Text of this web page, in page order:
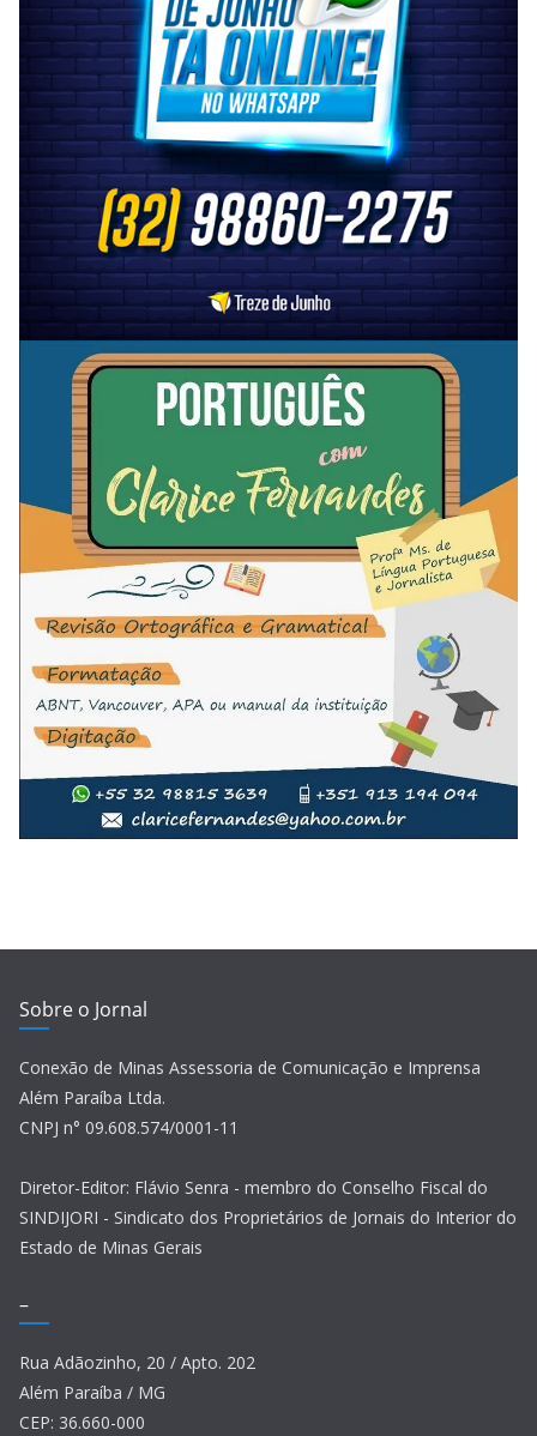
Sobre o Jornal
Conexão de Minas Assessoria de Comunicação e Imprensa
Além Paraíba Ltda.
CNPJ n° 09.608.574/0001-11
Diretor-Editor: Flávio Senra - membro do Conselho Fiscal do
SINDIJORI - Sindicato dos Proprietários de Jornais do Interior do
Estado de Minas Gerais
–
Rua Adãozinho, 20 / Apto. 202
Além Paraíba / MG
CEP: 36.660-000